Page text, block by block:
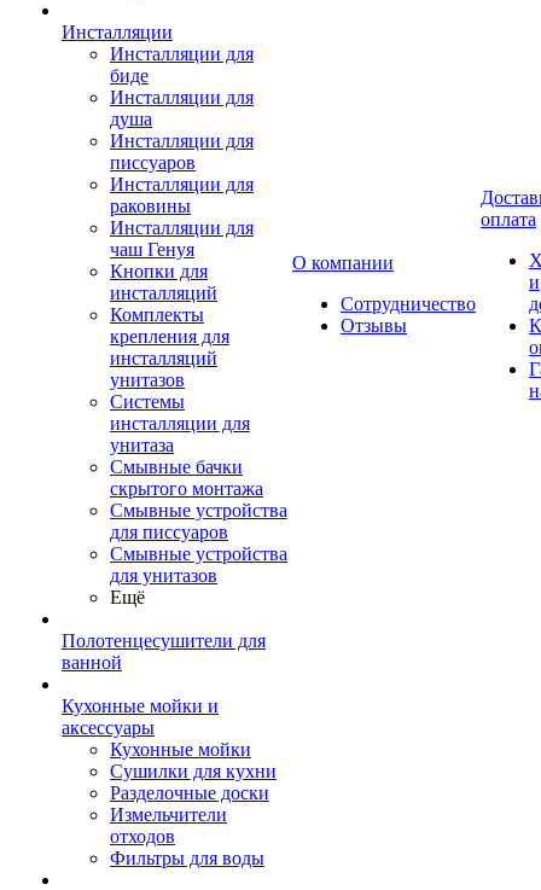
Инсталляции
Инсталляции для
биде
Инсталляции для
душа
Инсталляции для
писсуаров
Инсталляции для
раковины
Инсталляции для
чаш Генуя
Кнопки для
инсталляций
Комплекты
крепления для
инсталляций
унитазов
Системы
инсталляции для
унитаза
Смывные бачки
скрытого монтажа
Смывные устройства
для писсуаров
Смывные устройства
для унитазов
Ещё
Полотенцесушители для
ванной
Кухонные мойки и
аксессуары
Кухонные мойки
Сушилки для кухни
Разделочные доски
Измельчители
отходов
Фильтры для воды
О компании
Сотрудничество
Отзывы
оплата
и